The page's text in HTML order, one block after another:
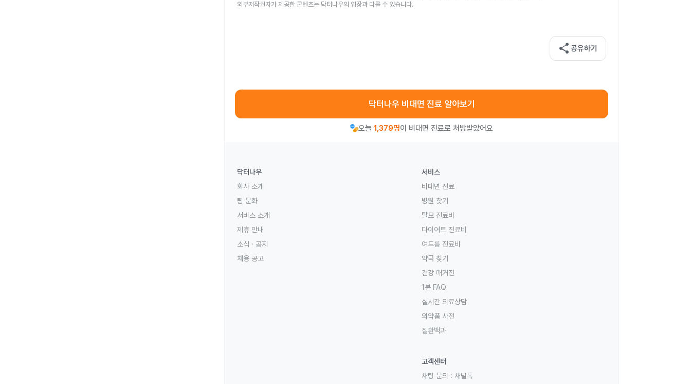
외부저작권자가 제공한 콘텐츠는 닥터나우의 입장과 다를 수 있습니다.
share 공유하기
닥터나우 비대면 진료 알아보기
오늘 1,379명이 비대면 진료로 처방받았어요
닥터나우
회사 소개
팀 문화
서비스 소개
제휴 안내
소식 · 공지
채용 공고
서비스
비대면 진료
병원 찾기
탈모 진료비
다이어트 진료비
여드름 진료비
약국 찾기
건강 매거진
1분 FAQ
실시간 의료상담
의약품 사전
질환백과
고객센터
채팅 문의 : 채널톡